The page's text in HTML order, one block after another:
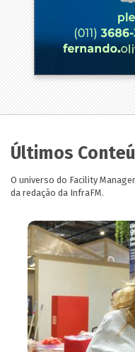
Últimos
O universo do Facility
da redação da InfraFM.